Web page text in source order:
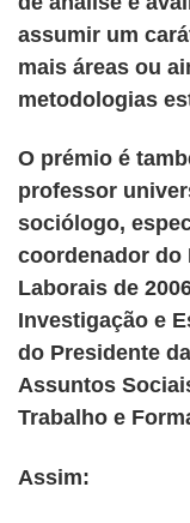
assumir um
mais áreas ou
metodologias
O prémio é
professor
sociólogo,
coordenador do
Laborais de
Investigação e
do Presidente
Assuntos
Trabalho e
Assim: